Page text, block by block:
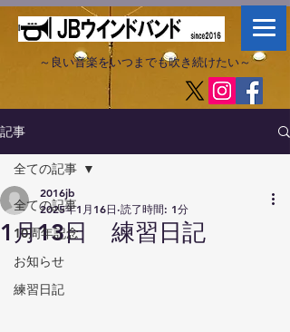
～良い音楽をいつまでも吹き続けたい～​
記事
全ての記事
10周年記念
お知らせ
練習日記
全ての記事
1月13日 練習日記
2016jb
2025年1月16日 読了時間: 1分